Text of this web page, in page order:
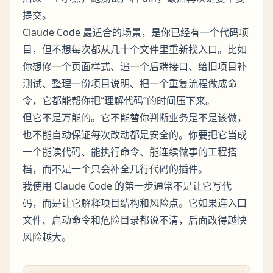
提交。
Claude Code 最适合的场景，是你已经有一个代码项
目，但不想每次都从几十个文件里重新找入口。比如
你想修一个页面样式、追一个后端接口、给旧项目补
测试、整理一份项目说明、把一个重复流程做成命
令，它都能帮你把“理解代码”的时间压下来。
但它不是万能的。它不能替你判断业务是不是该做，
也不能自动保证每次改动都是安全的。你要把它当成
一个能读代码、能执行命令、能连续做事的工程搭
档，而不是一个只会补全几行代码的插件。
我使用 Claude Code 的第一步通常不是让它写代
码，而是让它解释项目结构和风险点。它如果连入口
文件、启动命令和危险目录都说不清，后面改得越快
风险越大。